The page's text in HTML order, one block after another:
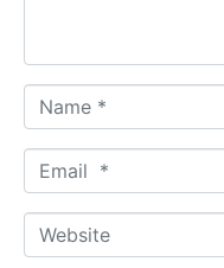
a
m
*
m
aW
e